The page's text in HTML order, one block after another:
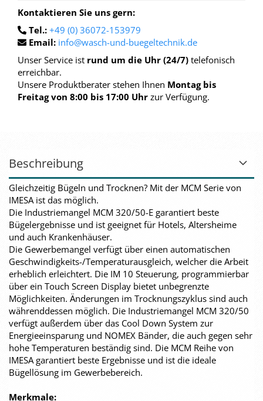
Kontaktieren Sie uns gern:
Tel.: +49 (0) 36072-153979
Email: info@wasch-und-buegeltechnik.de
Unser Service ist rund um die Uhr (24/7) telefonisch
erreichbar.
Unsere Produktberater stehen Ihnen Montag bis
Freitag von 8:00 bis 17:00 Uhr zur Verfügung.
Beschreibung
Gleichzeitig Bügeln und Trocknen? Mit der MCM Serie von
IMESA ist das möglich.
Die Industriemangel MCM 320/50-E garantiert beste
Bügelergebnisse und ist geeignet für Hotels, Altersheime
und auch Krankenhäuser.
Die Gewerbemangel verfügt über einen automatischen
Geschwindigkeits-/Temperaturausgleich, welcher die Arbeit
erheblich erleichtert. Die IM 10 Steuerung, programmierbar
über ein Touch Screen Display bietet unbegrenzte
Möglichkeiten. Änderungen im Trocknungszyklus sind auch
währenddessen möglich. Die Industriemangel MCM 320/50
verfügt außerdem über das Cool Down System zur
Energieeinsparung und NOMEX Bänder, die auch gegen sehr
hohe Temperaturen beständig sind. Die MCM Reihe von
IMESA garantiert beste Ergebnisse und ist die ideale
Bügellösung im Gewerbebereich.
Merkmale: